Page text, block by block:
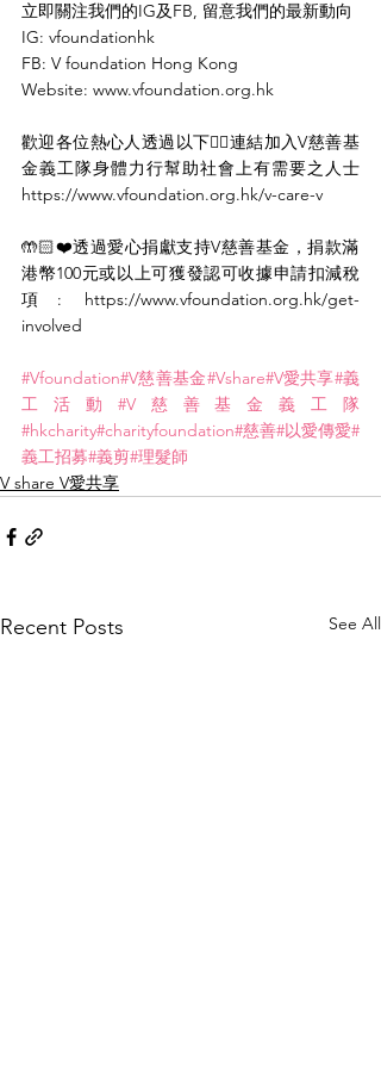
立即關注我們的IG及FB, 留意我們的最新動向
IG: vfoundationhk
FB: V foundation Hong Kong
Website: www.vfoundation.org.hk
歡迎各位熱心人透過以下👇🏻連結加入V慈善基
金義工隊身體力行幫助社會上有需要之人士
https://www.vfoundation.org.hk/v-care-v
🤲🏻❤️透過愛心捐獻支持V慈善基金，捐款滿
港幣100元或以上可獲發認可收據申請扣減稅
項: https://www.vfoundation.org.hk/get-
involved
#Vfoundation#V慈善基金#Vshare#V愛共享#義
工活動 #V慈善基金義工隊
#hkcharity#charityfoundation#慈善#以愛傳愛#
義工招募#義剪#理髮師
V share V愛共享
Recent Posts See All